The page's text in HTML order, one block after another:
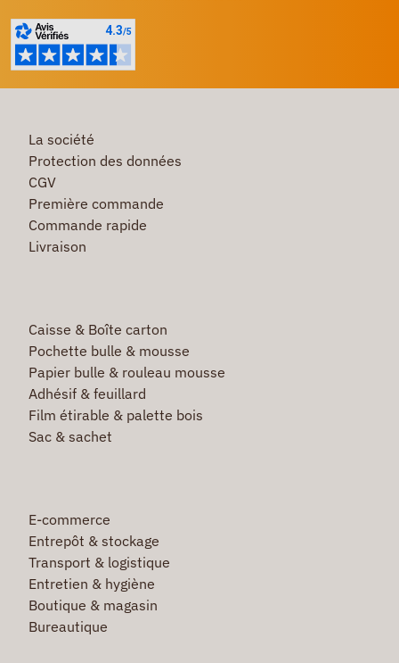
La société
Protection des données
CGV
Première commande
Commande rapide
Livraison
Caisse & Boîte carton
Pochette bulle & mousse
Papier bulle & rouleau mousse
Adhésif & feuillard
Film étirable & palette bois
Sac & sachet
E-commerce
Entrepôt & stockage
Transport & logistique
Entretien & hygiène
Boutique & magasin
Bureautique